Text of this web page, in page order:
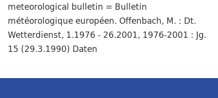
meteorological bulletin = Bulletin
météorologique européen. Offenbach, M. : Dt.
Wetterdienst, 1.1976 - 26.2001, 1976-2001 : Jg.
15 (29.3.1990) Daten